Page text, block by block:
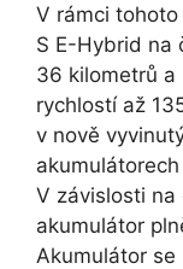
V rámci
S E-Hybrid na
36 kilometrů a
rychlostí až
v nově
V závislosti na
akumulátor
Akumulátor